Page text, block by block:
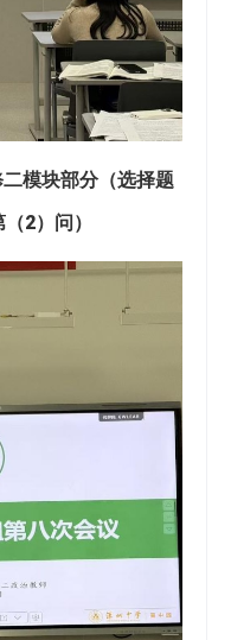
模块部分（选择题
2）问）